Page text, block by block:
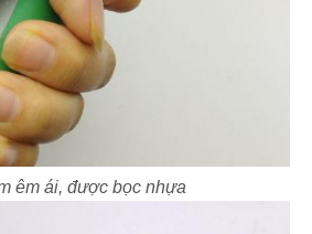
êm ái, được bọc nhựa